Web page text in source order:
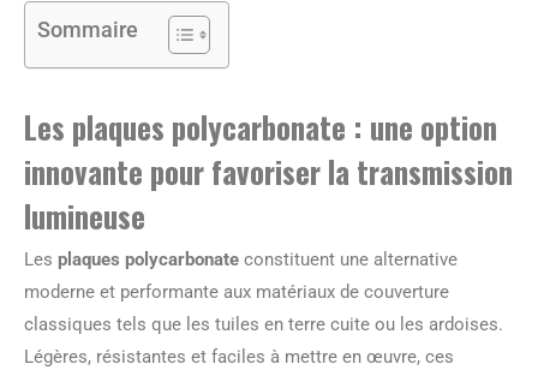
Sommaire
Les plaques polycarbonate : une option
innovante pour favoriser la transmission
lumineuse
Les plaques polycarbonate constituent une alternative
moderne et performante aux matériaux de couverture
classiques tels que les tuiles en terre cuite ou les ardoises.
Légères, résistantes et faciles à mettre en œuvre, ces